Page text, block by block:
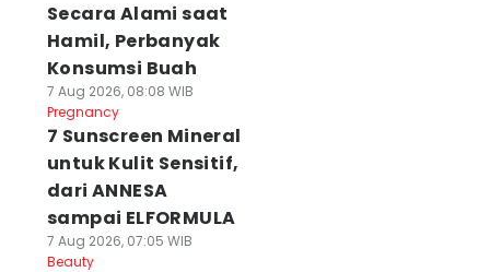
Secara Alami saat
Hamil, Perbanyak
Konsumsi Buah
7 Aug 2026, 08:08 WIB
Pregnancy
7 Sunscreen Mineral
untuk Kulit Sensitif,
dari ANNESA
sampai ELFORMULA
7 Aug 2026, 07:05 WIB
Beauty